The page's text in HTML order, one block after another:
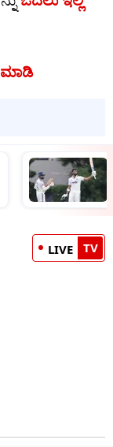
ಮಾಡಿ
LIVE TV